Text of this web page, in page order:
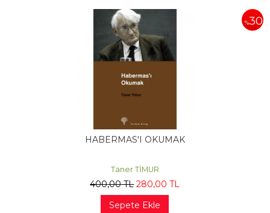
%30
HABERMAS'I OKUMAK
Taner TİMUR
400,00TL 280,00 TL
Sepete Ekle